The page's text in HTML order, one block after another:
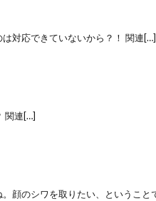
対応できていないから？！ 関連[…]
関連[…]
顔のシワを取りたい、ということ